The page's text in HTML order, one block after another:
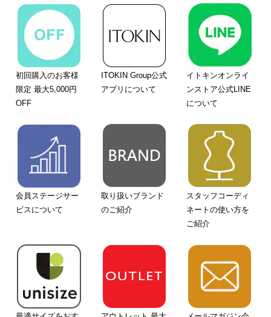
初回購入のお客様
限定 最大5,000円
OFF
ITOKIN Group公式
アプリについて
イトキンオンライ
ンストア公式LINE
について
会員ステージサー
ビスについて
取り扱いブランド
のご紹介
スタッフコーディ
ネートの使い方を
ご紹介